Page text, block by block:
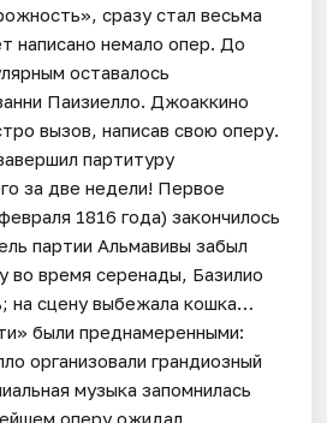
сразу стал весьма
написано немало опер. До
оставалось
Паизиелло. Джоаккино
вызов, написав свою оперу.
партитуру
за две недели! Первое
1816 года) закончилось
партии Альмавивы забыл
во время серенады, Базилио
на сцену выбежала кошка…
были преднамеренными:
организовали грандиозный
музыка запомнилась
оперу ожидал